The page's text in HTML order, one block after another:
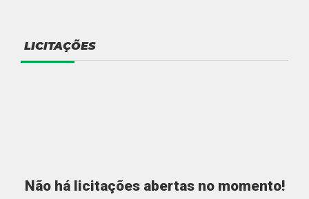
LICITAÇÕES
Não há licitações abertas no momento!